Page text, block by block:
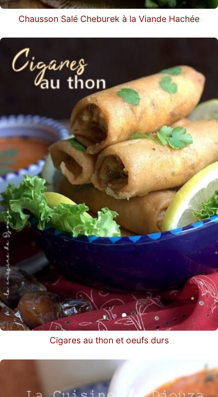
Chausson Salé Cheburek à la Viande Hachée
Cigares au thon et oeufs durs